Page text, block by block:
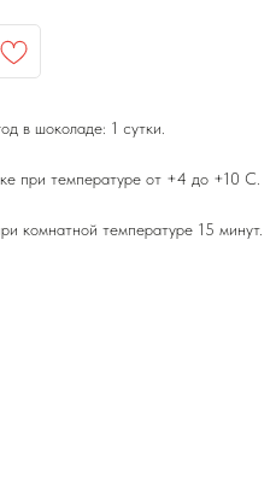
в шоколаде: 1 сутки.
при температуре от +4 до +10 С.
комнатной температуре 15 минут.